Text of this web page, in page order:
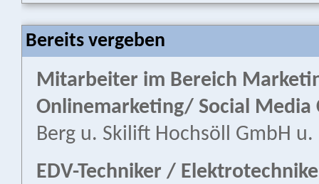
Bereits vergeben
Mitarbeiter im Bereich
Onlinemarketing/ Social Media
Berg u. Skilift Hochsöll GmbH u.
EDV-Techniker /